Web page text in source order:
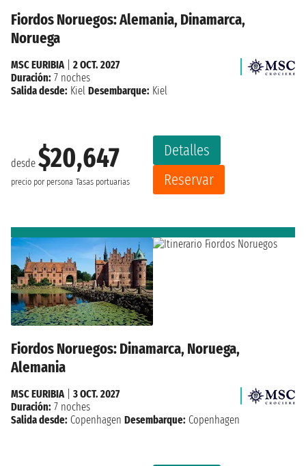
Fiordos Noruegos: Alemania, Dinamarca,
Noruega
desde $20,647
precio por persona Tasas portuarias
Detalles
Reservar
MSC EURIBIA| 2 OCT. 2027
Duración: 7 noches
Salida desde: Kiel Desembarque: Kiel
Fiordos Noruegos: Dinamarca, Noruega,
Alemania
MSC EURIBIA| 3 OCT. 2027
Duración: 7 noches
Salida desde: Copenhagen Desembarque: Copenhagen